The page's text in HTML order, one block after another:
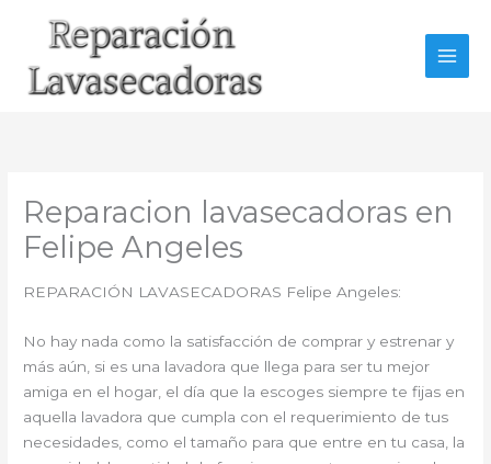
Reparacion lavasecadoras en
Felipe Angeles
REPARACIÓN LAVASECADORAS Felipe Angeles:
No hay nada como la satisfacción de comprar y estrenar y
más aún, si es una lavadora que llega para ser tu mejor
amiga en el hogar, el día que la escoges siempre te fijas en
aquella lavadora que cumpla con el requerimiento de tus
necesidades, como el tamaño para que entre en tu casa, la